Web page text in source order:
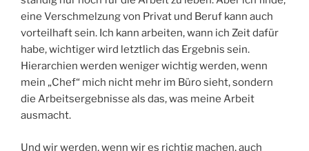
eine Verschmelzung von Privat und Beruf kann auch
vorteilhaft sein. Ich kann arbeiten, wann ich Zeit dafür
habe, wichtiger wird letztlich das Ergebnis sein.
Hierarchien werden weniger wichtig werden, wenn
mein „Chef“ mich nicht mehr im Büro sieht, sondern
die Arbeitsergebnisse als das, was meine Arbeit
ausmacht.
Und wir werden, wenn wir es richtig machen, auch